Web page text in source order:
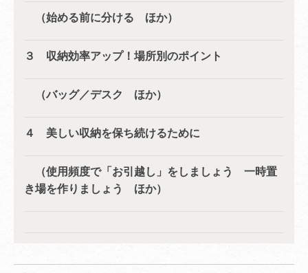
（始める前に分ける ほか）
３ 収納効率アップ！場所別のポイント
（バッグ／デスク ほか）
４ 美しい収納を保ち続けるために
（使用頻度で「お引越し」をしましょう 一時置
き場を作りましょう ほか）